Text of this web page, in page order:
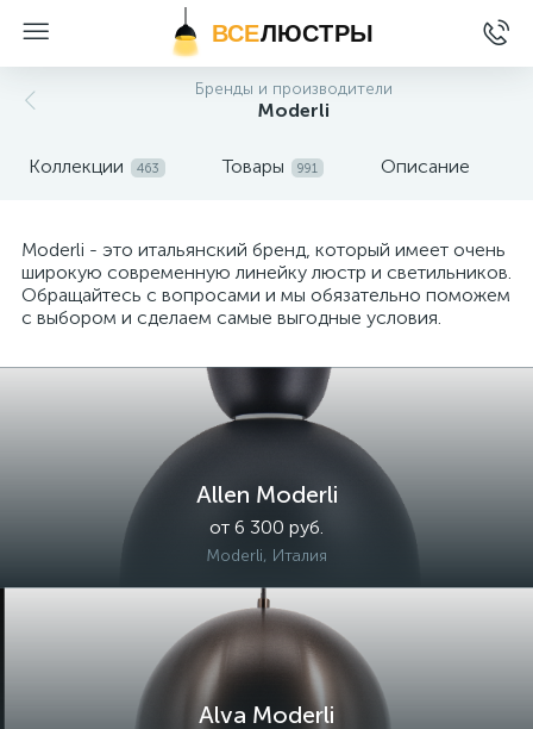
ВСЕЛЮСТРЫ
Бренды и производители
Moderli
Коллекции 463 Товары 991 Описание
Moderli - это итальянский бренд, который имеет очень
широкую современную линейку люстр и светильников.
Обращайтесь с вопросами и мы обязательно поможем
с выбором и сделаем самые выгодные условия.
Allen Moderli
от 6 300 руб.
Moderli, Италия
Alva Moderli